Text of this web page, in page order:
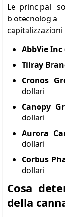
Le principali
capitalizzazioni
AbbVie Inc
Tilray
Cronos
dollari
Canopy
dollari
Aurora
dollari
Corbus
dollari
Cosa
della